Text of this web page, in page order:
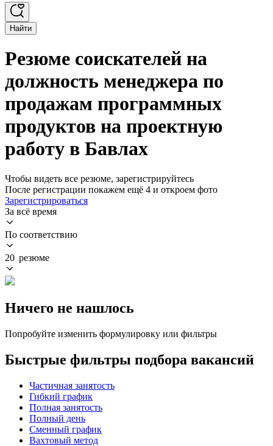
Найти
Резюме соискателей на
должность менеджера по
продажам программных
продуктов на проектную
работу в Бавлах
Чтобы видеть все резюме, зарегистрируйтесь
После регистрации покажем ещё 4 и откроем фото
Зарегистрироваться
За всё время
По соответствию
20 резюме
Ничего не нашлось
Попробуйте изменить формулировку или фильтры
Быстрые фильтры подбора вакансий
Частичная занятость
Гибкий график
Полная занятость
Полный день
Сменный график
Вахтовый метод